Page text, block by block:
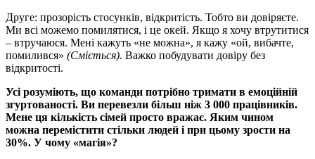
Друге: прозорість стосунків, відкритість. Тобто ви довіряєте.
Ми всі можемо помилятися, і це окей. Якщо я хочу втрутитися
– втручаюся. Мені кажуть «не можна», я кажу «ой, вибачте,
помилився» (Сміється). Важко побудувати довіру без
відкритості.
Усі розуміють, що команди потрібно тримати в емоційній
згуртованості. Ви перевезли більш ніж 3 000 працівників.
Мене ця кількість сімей просто вражає. Яким чином
можна перемістити стільки людей і при цьому зрости на
30%. У чому «магія»?